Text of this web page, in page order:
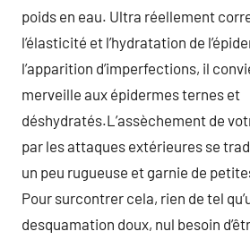
poids en eau. Ultra réellement
l’élasticité et l’hydratation de
l’apparition d’imperfections, il
merveille aux épidermes ternes et
déshydratés.L’assèchement de
par les attaques extérieures se
un peu rugueuse et garnie de
Pour surcontrer cela, rien de tel
desquamation doux, nul besoin